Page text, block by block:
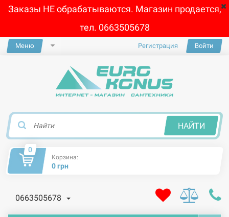
Заказы НЕ обрабатываются. Магазин продается,
тел. 0663505678
Меню Регистрация Войти
НАЙТИ
0
Корзина:
0 грн
0663505678